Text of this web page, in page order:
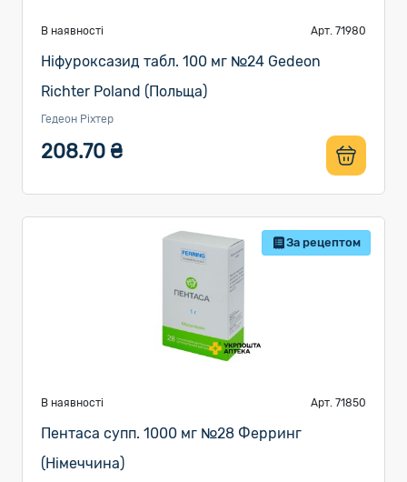
В наявності Арт. 71980
Ніфуроксазид табл. 100 мг №24 Gedeon
Richter Poland (Польща)
Гедеон Ріхтер
208.70 ₴
За рецептом
В наявності Арт. 71850
Пентаса супп. 1000 мг №28 Ферринг
(Німеччина)